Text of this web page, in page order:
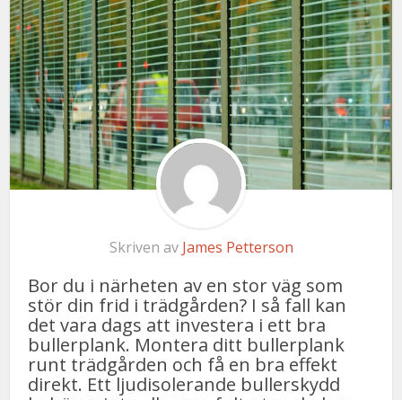
Skriven av James Petterson
Bor du i närheten av en stor väg som
stör din frid i trädgården? I så fall kan
det vara dags att investera i ett bra
bullerplank. Montera ditt bullerplank
runt trädgården och få en bra effekt
direkt. Ett ljudisolerande bullerskydd